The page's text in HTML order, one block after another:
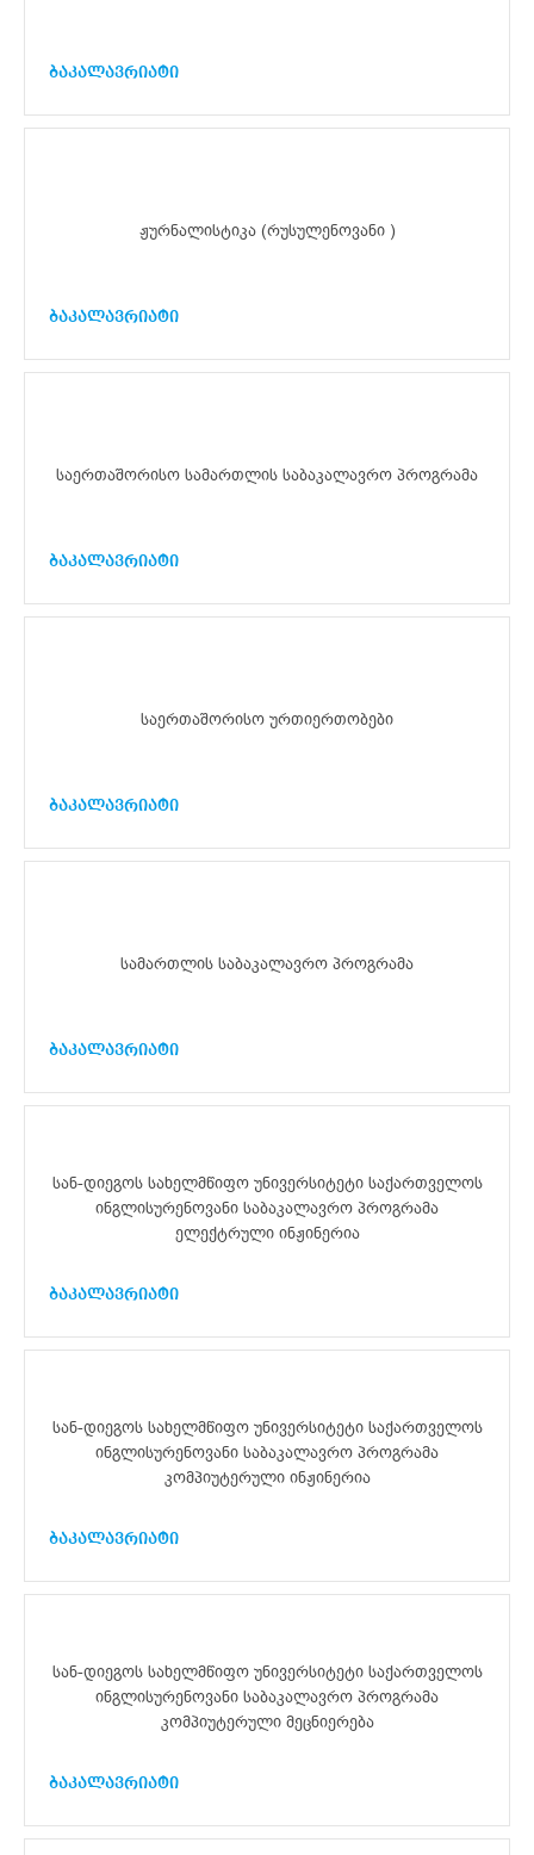
ბაკალავრიატი
ჟურნალისტიკა (რუსულენოვანი )
ბაკალავრიატი
საერთაშორისო სამართლის საბაკალავრო პროგრამა
ბაკალავრიატი
საერთაშორისო ურთიერთობები
ბაკალავრიატი
სამართლის საბაკალავრო პროგრამა
ბაკალავრიატი
სან-დიეგოს სახელმწიფო უნივერსიტეტი საქართველოს
ინგლისურენოვანი საბაკალავრო პროგრამა
ელექტრული ინჟინერია
ბაკალავრიატი
სან-დიეგოს სახელმწიფო უნივერსიტეტი საქართველოს
ინგლისურენოვანი საბაკალავრო პროგრამა
კომპიუტერული ინჟინერია
ბაკალავრიატი
სან-დიეგოს სახელმწიფო უნივერსიტეტი საქართველოს
ინგლისურენოვანი საბაკალავრო პროგრამა
კომპიუტერული მეცნიერება
ბაკალავრიატი